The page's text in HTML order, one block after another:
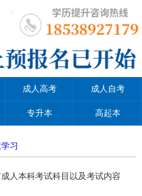
成人高考 成人自考
专升本 高起本
习
人本科考试科目以及考试内容